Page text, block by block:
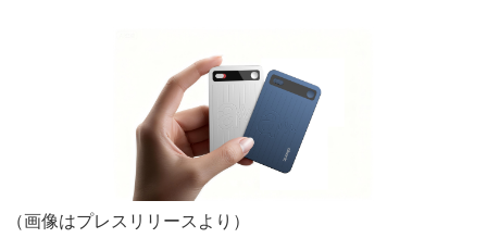
（画像はプレスリリースより）